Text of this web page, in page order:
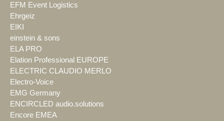
EFM Event Logistics
Ehrgeiz
EIKI
einstein & sons
ELA PRO
Elation Professional EUROPE
ELECTRIC CLAUDIO MERLO
Electro-Voice
EMG Germany
ENCIRCLED audio.solutions
Encore EMEA